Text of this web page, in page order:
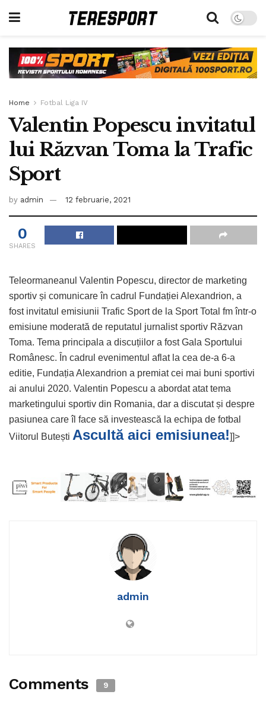
Home Fotbal Liga IV
Valentin Popescu invitatul
lui Răzvan Toma la Trafic
Sport
by admin 12 februarie, 2021
0
SHARES
Teleormaneanul Valentin Popescu, director de marketing
sportiv și comunicare în cadrul Fundației Alexandrion, a
fost invitatul emisiunii Trafic Sport de la Sport Total fm într-o
emisiune moderată de reputatul jurnalist sportiv Răzvan
Toma. Tema principala a discuțiilor a fost Gala Sportului
Românesc. În cadrul evenimentul aflat la cea de-a 6-a
editie, Fundația Alexandrion a premiat cei mai buni sportivi
ai anului 2020. Valentin Popescu a abordat atat tema
marketingului sportiv din Romania, dar a discutat și despre
pasiunea care îl face să investească la echipa de fotbal
Viitorul Butești Ascultă aici emisiunea! ]]>
admin
Comments 9